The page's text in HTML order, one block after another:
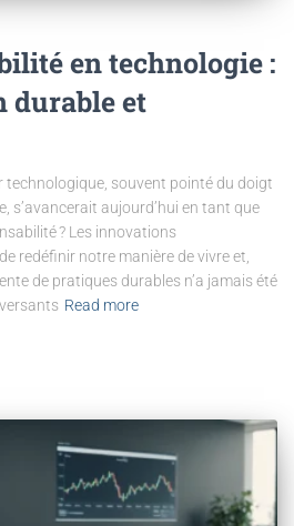
en technologie :
durable et
technologique, souvent pointé du doigt
s’avancerait aujourd’hui en tant que
? Les innovations
redéfinir notre manière de vivre et,
de pratiques durables n’a jamais été
Read more